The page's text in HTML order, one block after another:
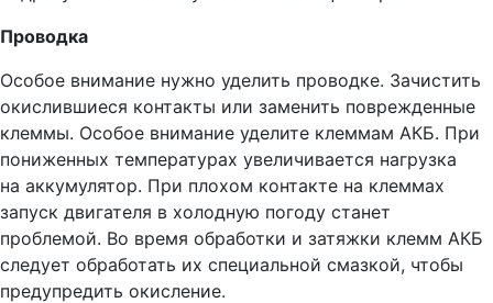
Проводка
Особое внимание нужно уделить проводке. Зачистить
окислившиеся контакты или заменить поврежденные
клеммы. Особое внимание уделите клеммам АКБ. При
пониженных температурах увеличивается нагрузка
на аккумулятор. При плохом контакте на клеммах
запуск двигателя в холодную погоду станет
проблемой. Во время обработки и затяжки клемм АКБ
следует обработать их специальной смазкой, чтобы
предупредить окисление.